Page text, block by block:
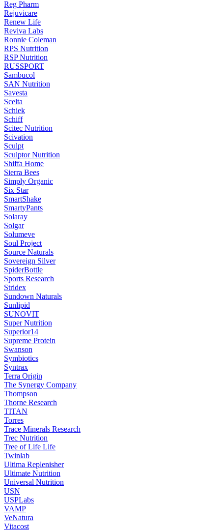
Reg Pharm
Rejuvicare
Renew Life
Reviva Labs
Ronnie Coleman
RPS Nutrition
RSP Nutrition
RUSSPORT
Sambucol
SAN Nutrition
Savesta
Scelta
Schiek
Schiff
Scitec Nutrition
Scivation
Sculpt
Sculptor Nutrition
Shiffa Home
Sierra Bees
Simply Organic
Six Star
SmartShake
SmartyPants
Solaray
Solgar
Solumeve
Soul Project
Source Naturals
Sovereign Silver
SpiderBottle
Sports Research
Stridex
Sundown Naturals
Sunlipid
SUNOVIT
Super Nutrition
Superior14
Supreme Protein
Swanson
Symbiotics
Syntrax
Terra Origin
The Synergy Company
Thompson
Thorne Research
TITAN
Torres
Trace Minerals Research
Trec Nutrition
Tree of Life Life
Twinlab
Ultima Replenisher
Ultimate Nutrition
Universal Nutrition
USN
USPLabs
VAMP
VeNatura
Vitacost